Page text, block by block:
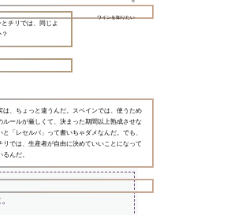
ワインを知りたい
チリでは、同じよ
は、ちょっと違うんだ。スペインでは、使うため
ルールが厳しくて、決まった期間以上熟成させな
と「レセルバ」って書いちゃダメなんだ。でも、
リでは、生産者が自由に決めていいことになって
るんだ。